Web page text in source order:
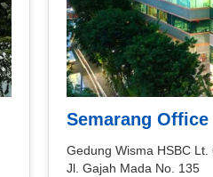
Semarang Office
Gedung Wisma HSBC Lt.
Jl. Gajah Mada No. 135